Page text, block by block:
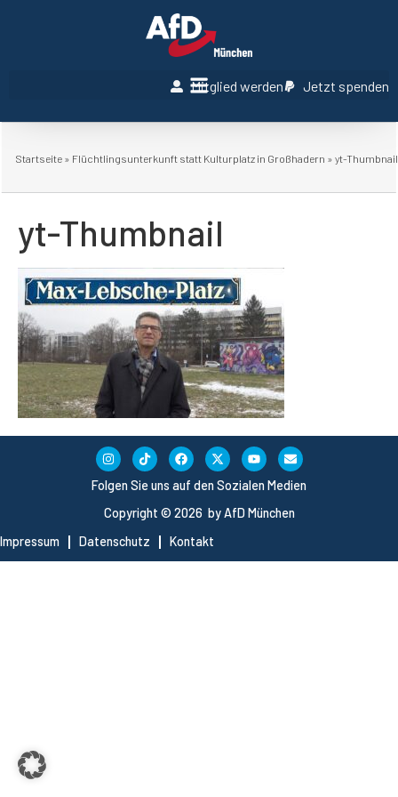
Mitglied werden Jetzt spenden
Startseite » Flüchtlingsunterkunft statt Kulturplatz in Großhadern » yt-Thumbnail
yt-Thumbnail
Copyright © 2026 by AfD München
Impressum
Datenschutz Kontakt
Folgen Sie uns auf den Sozialen Medien